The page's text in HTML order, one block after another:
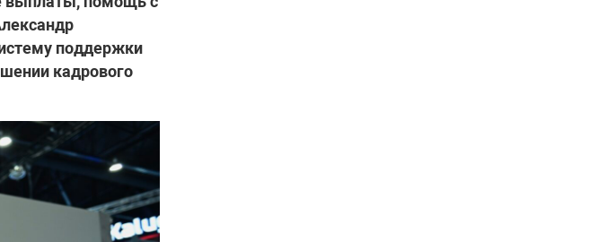
поддержки
кадрового